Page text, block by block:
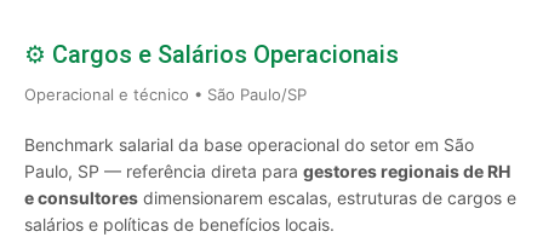
⚙️ Cargos e Salários Operacionais
Operacional e técnico • São Paulo/SP
Benchmark salarial da base operacional do setor em São
Paulo, SP — referência direta para gestores regionais de RH
e consultores dimensionarem escalas, estruturas de cargos e
salários e políticas de benefícios locais.